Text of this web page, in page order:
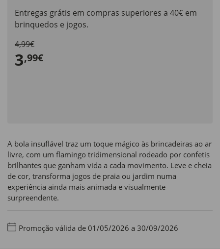
Entregas grátis em compras superiores a 40€ em
brinquedos e jogos.
4,99€
3,99€
A bola insuflável traz um toque mágico às brincadeiras ao ar
livre, com um flamingo tridimensional rodeado por confetis
brilhantes que ganham vida a cada movimento. Leve e cheia
de cor, transforma jogos de praia ou jardim numa
experiência ainda mais animada e visualmente
surpreendente.
Promoção válida de 01/05/2026 a 30/09/2026